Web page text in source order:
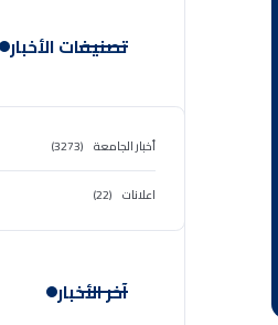
تصنيفات الأخبار
أخبار الجامعة (3273)
اعلانات (22)
آخر الأخبار